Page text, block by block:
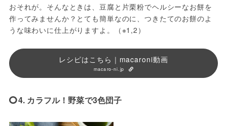
おそれが。そんなときは、豆腐と片栗粉でヘルシーなお餅を
作ってみませんか？とても簡単なのに、つきたてのお餅のよ
うな味わいに仕上がりますよ。（※1,2）
レシピはこちら｜macaroni動画
macaro-ni.jp
4. カラフル！野菜で3色団子